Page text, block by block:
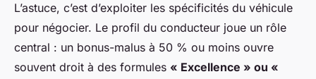
L’astuce, c’est d’exploiter les spécificités du véhicule
pour négocier. Le profil du conducteur joue un rôle
central : un bonus-malus à 50 % ou moins ouvre
souvent droit à des formules « Excellence » ou «